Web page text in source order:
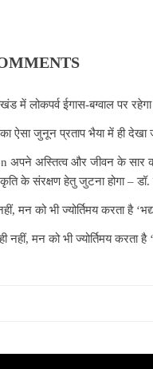
में लोकपर्व ईगास-बग्वाल पर
का ऐसा जुनून प्रताप भैया में ही
अपने अस्तित्व और जीवन के सार
के संरक्षण हेतु जुटना होगा – डॉ.
मन को भी ज्योर्तिमय करता है
नहीं, मन को भी ज्योर्तिमय करता है